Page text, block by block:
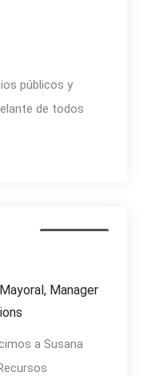
públicos y
de todos
Manager
a Susana